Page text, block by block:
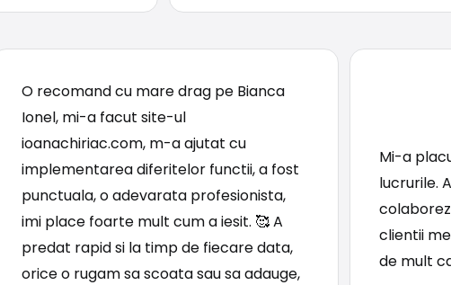
O recomand cu mare drag pe Bianca
Ionel, mi-a facut site-ul
ioanachiriac.com, m-a ajutat cu
implementarea diferitelor functii, a fost
punctuala, o adevarata profesionista,
imi place foarte mult cum a iesit. 🥰 A
predat rapid si la timp de fiecare data,
orice o rugam sa scoata sau sa adauge,
Mi-a
lucrurile.
clientii
de mult